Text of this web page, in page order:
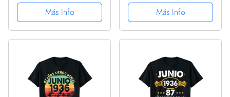
Junio 87 Años Camiseta
Más Info
Junio 87 Años Camiseta
Más Info